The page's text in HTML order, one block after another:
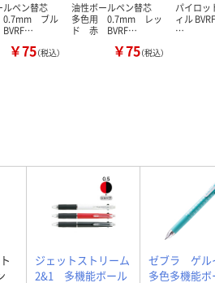
ルペン替芯
ブル
￥75（税込）
油性ボールペン替芯
多色用 0.7mm レッ
ド 赤 BVRF…
￥75（税込）
パイロッ
ィル
…
ジェットストリーム
2&1 多機能ボール
ゼブラ ゲル
多色多機能